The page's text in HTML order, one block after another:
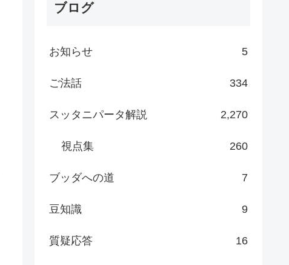
ブログ
お知らせ 5
ご法話 334
スッタニパータ解説 2,270
視点集 260
ブッダへの道 7
豆知識 9
質疑応答 16